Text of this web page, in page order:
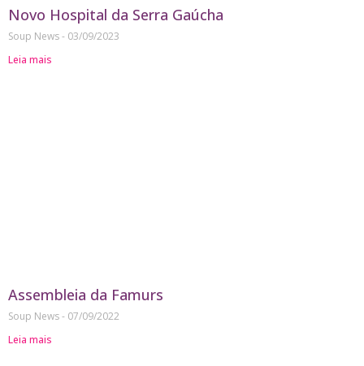
Novo Hospital da Serra Gaúcha
Soup News
03/09/2023
Leia mais
Assembleia da Famurs
Soup News
07/09/2022
Leia mais